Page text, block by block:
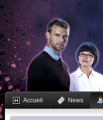
Accueil News